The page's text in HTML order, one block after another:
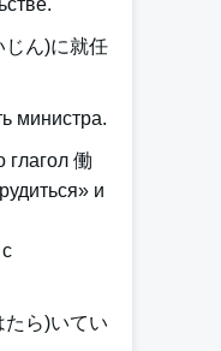
じん)に就任
министра.
глагол 働
и
たら)いてい